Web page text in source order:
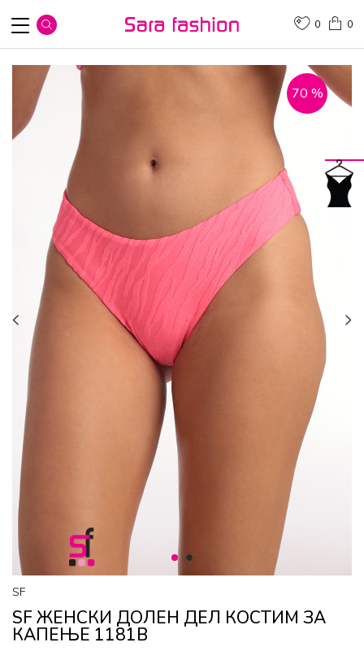
0
0
1 2
70 %
SF
SF ЖЕНСКИ ДОЛЕН ДЕЛ КОСТИМ ЗА
КАПЕЊЕ 1181B